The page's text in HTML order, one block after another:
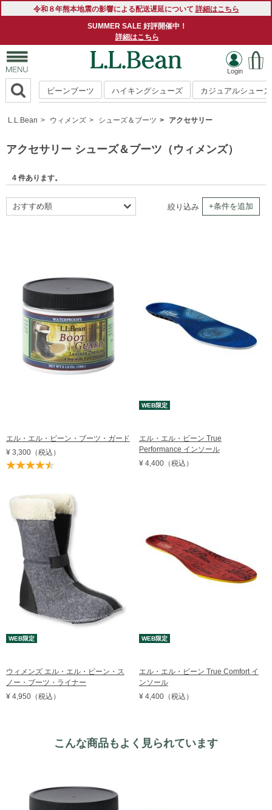
令和８年熊本地震の影響による配送遅延について 詳細はこちら
SUMMER SALE 好評開催中！
詳細はこちら
ビーンブーツ ハイキングシューズ カジュアルシューズ
L.L.Bean ウィメンズ シューズ＆ブーツ アクセサリー
アクセサリー シューズ＆ブーツ（ウィメンズ）
4 件あります。
おすすめ順
価格の高い順
レビュー評価順
売れてる順
在庫順
絞り込み +条件を追加
エル・エル・ビーン・ブーツ・ガード
¥ 3,300 （税込）
WEB限定
エル・エル・ビーン True
Performance インソール
¥ 4,400（税込）
WEB限定
ウィメンズ エル・エル・ビーン・ス
ノー・ブーツ・ライナー
¥ 4,950 （税込）
WEB限定
エル・エル・ビーン True Comfort イ
ンソール
¥ 4,400（税込）
こんな商品もよく見られています